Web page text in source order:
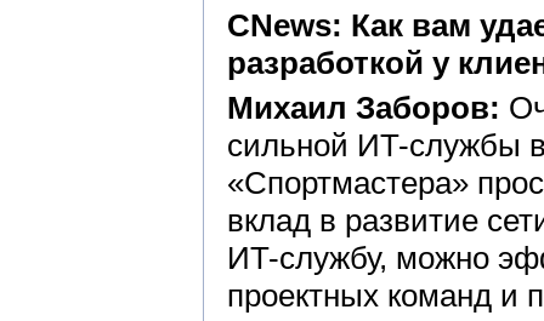
CNews: Как вам
разработкой у
Михаил Заборов:
сильной ИT-службы
«Спортмастера»
вклад в развитие
ИT-службу, можно
проектных команд и